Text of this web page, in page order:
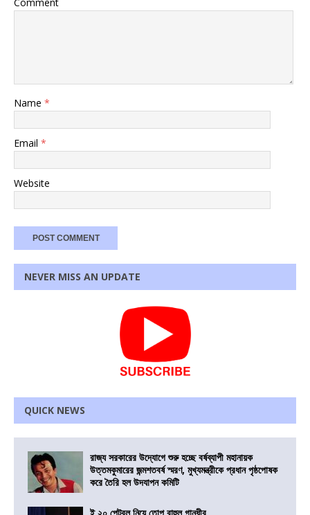
Name *
Email *
Website
NEVER MISS AN UPDATE
QUICK NEWS
রাজ্য সরকারের উদ্যোগে শুরু হচ্ছে বর্ষব্যাপী মহানায়ক
উত্তমকুমারের জন্মশতবর্ষ স্মরণ, মুখ্যমন্ত্রীকে প্রধান পৃষ্ঠপোষক
করে তৈরি হল উদযাপন কমিটি